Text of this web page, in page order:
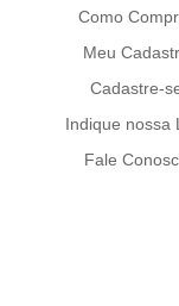
Como
Meu
Cadastre-
Indique nossa
Fale